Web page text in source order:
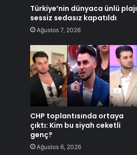
Türkiye’nin dünyaca ünlü plajı
sessiz sedasız kapatıldı
Ağustos 7, 2026
CHP toplantısında ortaya
çıktı: Kim bu siyah ceketli
genç?
Ağustos 6, 2026